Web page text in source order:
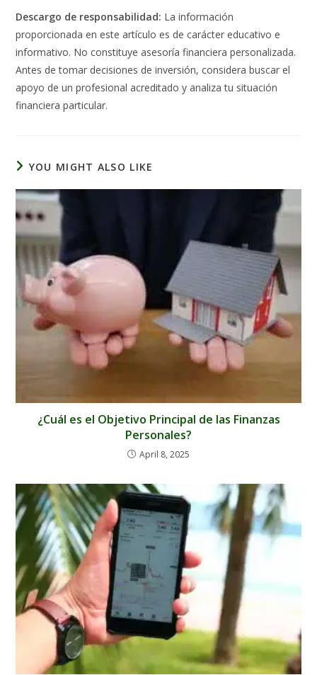
Descargo de responsabilidad: La información
proporcionada en este artículo es de carácter educativo e
informativo. No constituye asesoría financiera personalizada.
Antes de tomar decisiones de inversión, considera buscar el
apoyo de un profesional acreditado y analiza tu situación
financiera particular.
YOU MIGHT ALSO LIKE
¿Cuál es el Objetivo Principal de las Finanzas
Personales?
April 8, 2025